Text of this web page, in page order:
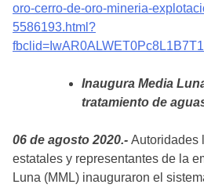
oro-cerro-de-oro-mineria-
5586193.html?
Inaugura Media
tratamiento de
06 de agosto 2020.- Autoridades
estatales y representantes de la
Luna (MML) inauguraron el